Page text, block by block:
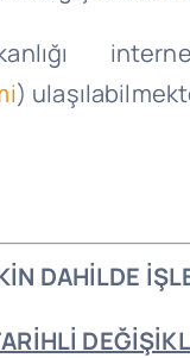
)
DAHİLDE